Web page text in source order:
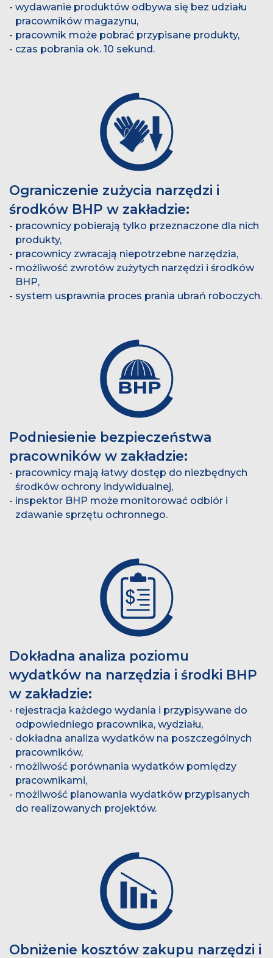
wydawanie produktów odbywa się bez udziału
pracowników magazynu,
pracownik może pobrać przypisane produkty,
czas pobrania ok. 10 sekund.
Ograniczenie zużycia narzędzi i
środków BHP w zakładzie:
pracownicy pobierają tylko przeznaczone dla nich
produkty,
pracownicy zwracają niepotrzebne narzędzia,
możliwość zwrotów zużytych narzędzi i środków
BHP,
system usprawnia proces prania ubrań roboczych.
Podniesienie bezpieczeństwa
pracowników w zakładzie:
pracownicy mają łatwy dostęp do niezbędnych
środków ochrony indywidualnej,
inspektor BHP może monitorować odbiór i
zdawanie sprzętu ochronnego.
Dokładna analiza poziomu
wydatków na narzędzia i środki BHP
w zakładzie:
rejestracja każdego wydania i przypisywane do
odpowiedniego pracownika, wydziału,
dokładna analiza wydatków na poszczególnych
pracowników,
możliwość porównania wydatków pomiędzy
pracownikami,
możliwość planowania wydatków przypisanych
do realizowanych projektów.
Obniżenie kosztów zakupu narzędzi i